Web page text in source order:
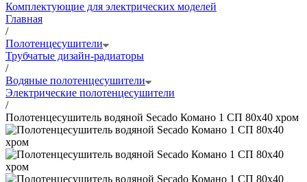
Комплектующие для электрических моделей
Главная
/
Полотенцесушители
Трубчатые дизайн-радиаторы
/
Водяные полотенцесушители
Электрические полотенцесушители
/
Полотенцесушитель водяной Secado Комано 1 СП 80x40 хром